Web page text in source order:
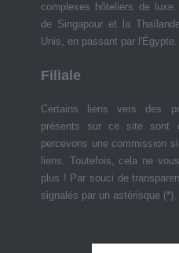
complexes hôteliers de
de Singapour et la
Unis, en passant par l'Égypte.
Filiale
Certains liens vers des
présents sur ce site sont
percevons une commission
liens. Toutefois, cela ne
plus ! Par souci de
signalés par un astérisque (*).